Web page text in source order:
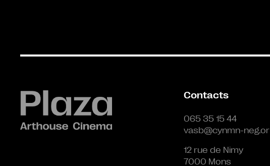
Contacts
065 35 15 44
vasb@cynmn-neg.or
12 rue de Nimy
7000 Mons